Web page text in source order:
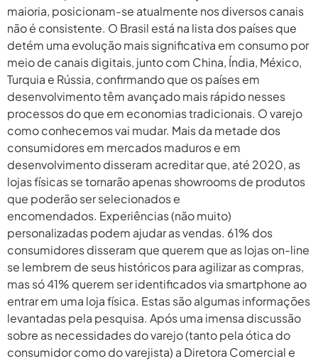
maioria, posicionam-se atualmente nos diversos canais
não é consistente. O Brasil está na lista dos países que
detém uma evolução mais significativa em consumo por
meio de canais digitais, junto com China, Índia, México,
Turquia e Rússia, confirmando que os países em
desenvolvimento têm avançado mais rápido nesses
processos do que em economias tradicionais. O varejo
como conhecemos vai mudar. Mais da metade dos
consumidores em mercados maduros e em
desenvolvimento disseram acreditar que, até 2020, as
lojas físicas se tornarão apenas showrooms de produtos
que poderão ser selecionados e
encomendados. Experiências (não muito)
personalizadas podem ajudar as vendas. 61% dos
consumidores disseram que querem que as lojas on-line
se lembrem de seus históricos para agilizar as compras,
mas só 41% querem ser identificados via smartphone ao
entrar em uma loja física. Estas são algumas informações
levantadas pela pesquisa. Após uma imensa discussão
sobre as necessidades do varejo (tanto pela ótica do
consumidor como do varejista) a Diretora Comercial e